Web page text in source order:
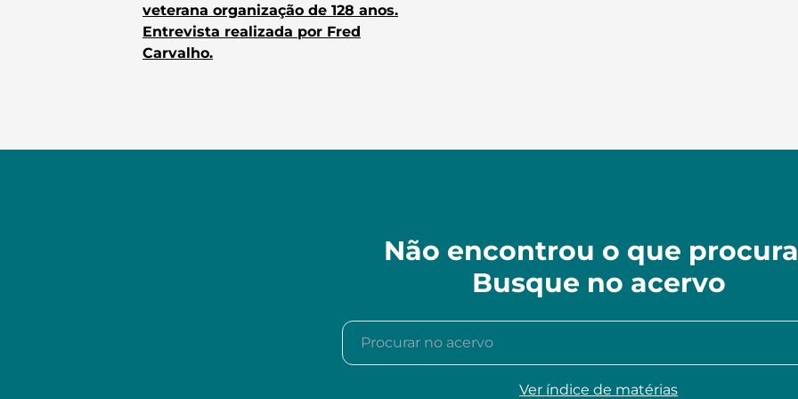
veterana organização de 128 anos.
Entrevista realizada por Fred
Carvalho.
Não encontrou o que
Busque no acervo
Procurar no acervo
Ver índice de matérias